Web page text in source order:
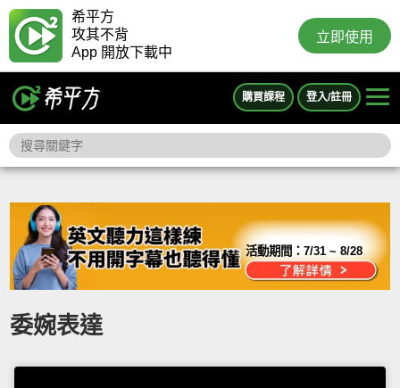
希平方
攻其不背
App 開放下載中
立即使用
購買課程 登入/註冊
活動期間：7/31 ~ 8/28
委婉表達